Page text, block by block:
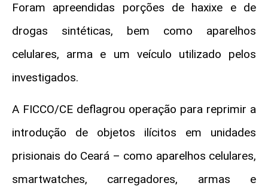
Foram apreendidas porções de haxixe e de
drogas sintéticas, bem como aparelhos
celulares, arma e um veículo utilizado pelos
investigados.
A FICCO/CE deflagrou operação para reprimir a
introdução de objetos ilícitos em unidades
prisionais do Ceará – como aparelhos celulares,
smartwatches, carregadores, armas e